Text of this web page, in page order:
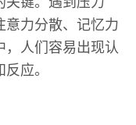
意力分散、记忆力
，人们容易出现认
应。